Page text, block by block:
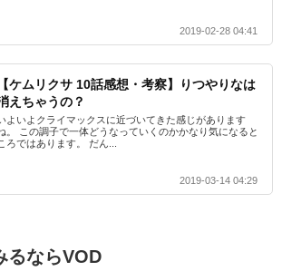
2019-02-28 04:41
【ケムリクサ 10話感想・考察】りつやりなは
えちゃうの？
よいよクライマックスに近づいてきた感じがあります
。 この調子で一体どうなっていくのかかなり気になると
ろではあります。 だん...
2019-03-14 04:29
るならVOD